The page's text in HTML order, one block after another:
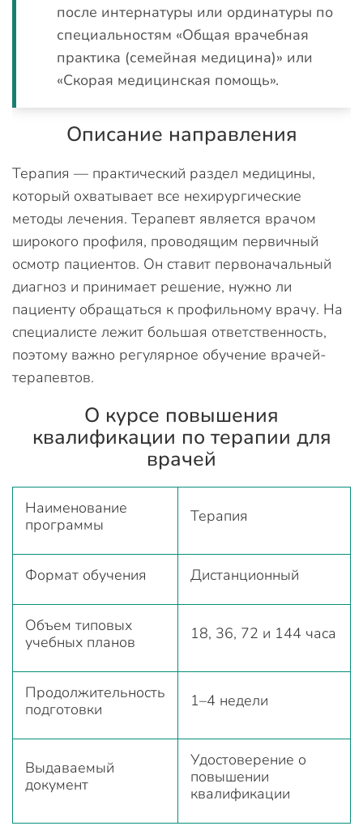
после интернатуры или ординатуры по
специальностям «Общая врачебная
практика (семейная медицина)» или
«Скорая медицинская помощь».
Описание направления
Терапия — практический раздел медицины,
который охватывает все нехирургические
методы лечения. Терапевт является врачом
широкого профиля, проводящим первичный
осмотр пациентов. Он ставит первоначальный
диагноз и принимает решение, нужно ли
пациенту обращаться к профильному врачу. На
специалисте лежит большая ответственность,
поэтому важно регулярное обучение врачей-
терапевтов.
О курсе повышения
квалификации по терапии для
врачей
Наименование
программы
Терапия
Формат обучения Дистанционный
Объем типовых
учебных планов
18, 36, 72 и 144 часа
Продолжительность
подготовки
1–4 недели
Выдаваемый
документ
Удостоверение о
повышении
квалификации